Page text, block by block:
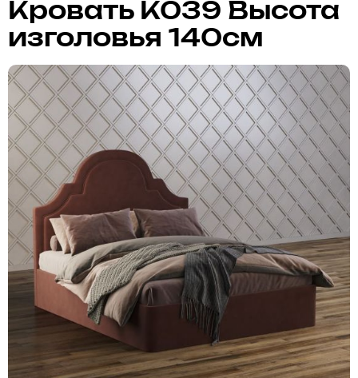
Кровать K039 Высота
изголовья 140см